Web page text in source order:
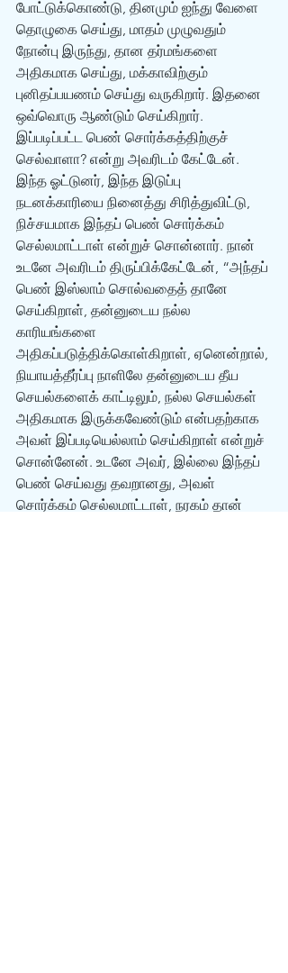
போட்டுக்கொண்டு, தினமும் ஐந்து வேளை
தொழுகை செய்து, மாதம் முழுவதும்
நோன்பு இருந்து, தான தர்மங்களை
அதிகமாக செய்து, மக்காவிற்கும்
புனிதப்பயணம் செய்து வருகிறார். இதனை
ஒவ்வொரு ஆண்டும் செய்கிறார்.
இப்படிப்பட்ட பெண் சொர்க்கத்திற்குச்
செல்வாளா? என்று அவரிடம் கேட்டேன்.
இந்த ஓட்டுனர், இந்த இடுப்பு
நடனக்காரியை நினைத்து சிரித்துவிட்டு,
நிச்சயமாக இந்தப் பெண் சொர்க்கம்
செல்லமாட்டாள் என்றுச் சொன்னார். நான்
உடனே அவரிடம் திருப்பிக்கேட்டேன், “அந்தப்
பெண் இஸ்லாம் சொல்வதைத் தானே
செய்கிறாள், தன்னுடைய நல்ல
காரியங்களை
அதிகப்படுத்திக்கொள்கிறாள், ஏனென்றால்,
நியாயத்தீர்ப்பு நாளிலே தன்னுடைய தீய
செயல்களைக் காட்டிலும், நல்ல செயல்கள்
அதிகமாக இருக்கவேண்டும் என்பதற்காக
அவள் இப்படியெல்லாம் செய்கிறாள் என்றுச்
சொன்னேன். உடனே அவர், இல்லை இந்தப்
பெண் செய்வது தவறானது, அவள்
சொர்க்கம் செல்லமாட்டாள், நரகம் தான்